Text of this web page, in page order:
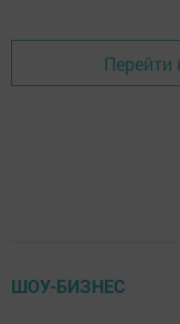
Перейти
ШОУ-БИЗНЕС